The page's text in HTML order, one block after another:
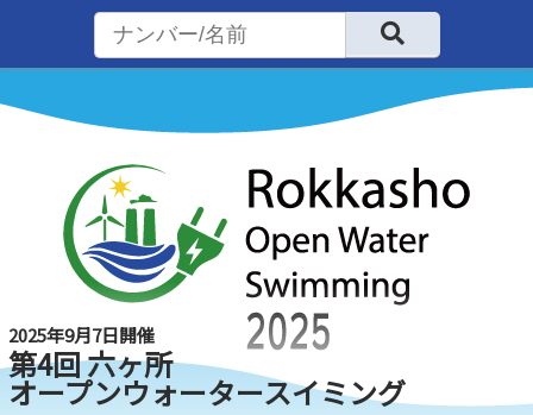
2025年9月7日開催
第4回 六ヶ所
オープンウォータースイミング